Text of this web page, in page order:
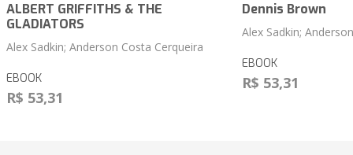
ALBERT GRIFFITHS & THE
GLADIATORS
Alex Sadkin; Anderson Costa Cerqueira
EBOOK
R$ 53,31
Dennis Brown
Alex Sadkin;
EBOOK
R$ 53,31